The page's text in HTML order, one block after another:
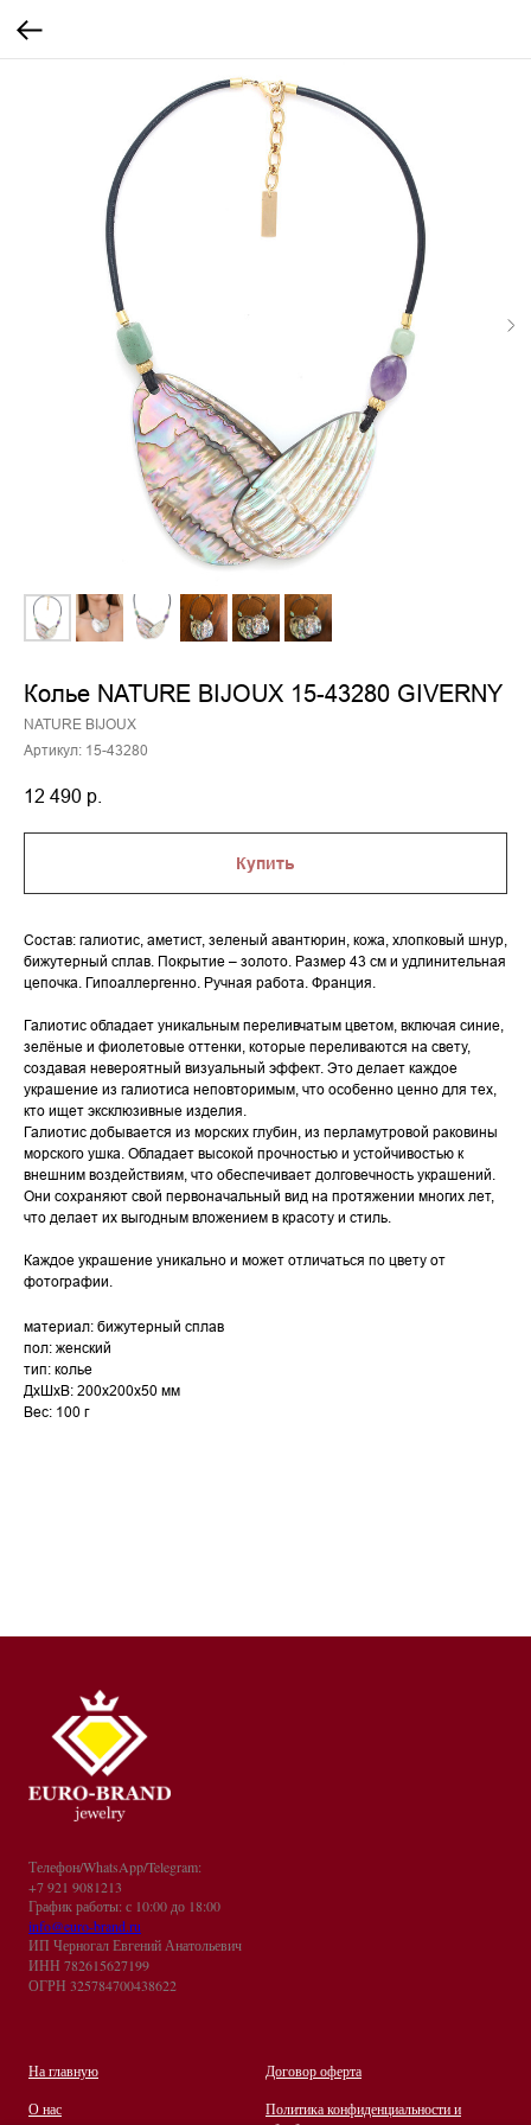
Колье NATURE BIJOUX 15-43280 GIVERNY
NATURE BIJOUX
Артикул: 15-43280
12 490 р.
Купить
Состав: галиотис, аметист, зеленый авантюрин, кожа, хлопковый шнур,
бижутерный сплав. Покрытие – золото. Размер 43 см и удлинительная
цепочка. Гипоаллергенно. Ручная работа. Франция.
Галиотис обладает уникальным переливчатым цветом, включая синие,
зелёные и фиолетовые оттенки, которые переливаются на свету,
создавая невероятный визуальный эффект. Это делает каждое
украшение из галиотиса неповторимым, что особенно ценно для тех,
кто ищет эксклюзивные изделия.
Галиотис добывается из морских глубин, из перламутровой раковины
морского ушка. Обладает высокой прочностью и устойчивостью к
внешним воздействиям, что обеспечивает долговечность украшений.
Они сохраняют свой первоначальный вид на протяжении многих лет,
что делает их выгодным вложением в красоту и стиль.
Каждое украшение уникально и может отличаться по цвету от
фотографии.
материал: бижутерный сплав
пол: женский
тип: колье
ДxШxВ: 200x200x50 мм
Вес: 100 г
Телефон/WhatsApp/Telegram:
+7 921 9081213
График работы: с 10:00 до 18:00
info@euro-brand.ru
ИП Черногал Евгений Анатольевич
ИНН 782615627199
ОГРН 325784700438622
На главную
О нас
Договор оферта
Политика конфиденциальности и